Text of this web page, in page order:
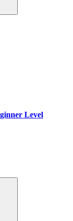
Level